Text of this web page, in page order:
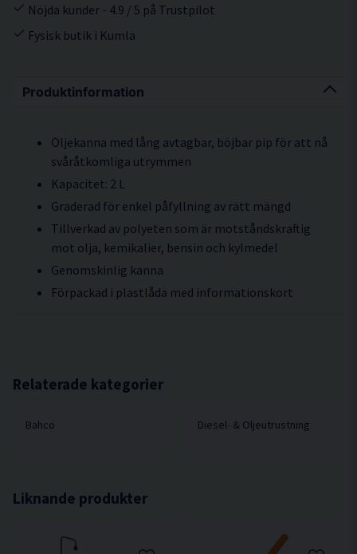
Produktinformation
Oljekanna med lång avtagbar, böjbar pip för att nå
svåråtkomliga utrymmen
Kapacitet: 2 L
Graderad för enkel påfyllning av rätt mängd
Tillverkad av polyeten som är motståndskraftig
mot olja, kemikalier, bensin och kylmedel
Genomskinlig kanna
Förpackad i plastlåda med informationskort
Relaterade kategorier
Bahco Diesel- & Oljeutrustning
Nöjda kunder - 4.9 / 5 på Trustpilot
Fysisk butik i Kumla
Liknande produkter